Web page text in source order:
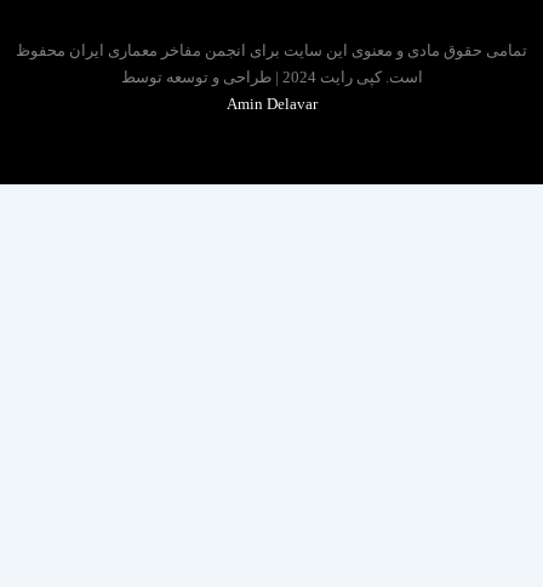
حقوق مادی و معنوی این سایت برای انجمن مفاخر معماری ایران محفوظ
است. کپی رایت 2024 | طراحی و توسعه توسط
Amin Delavar